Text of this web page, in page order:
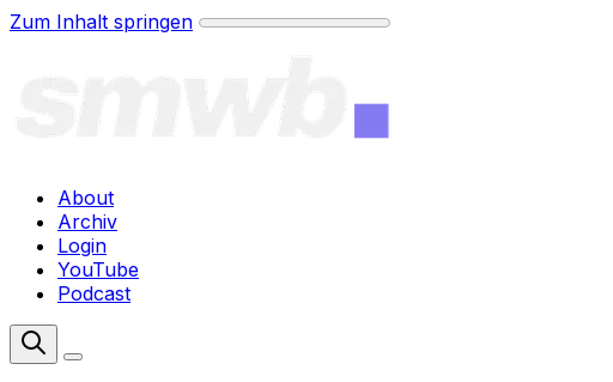
Zum Inhalt springen
About
Archiv
Login
YouTube
Podcast